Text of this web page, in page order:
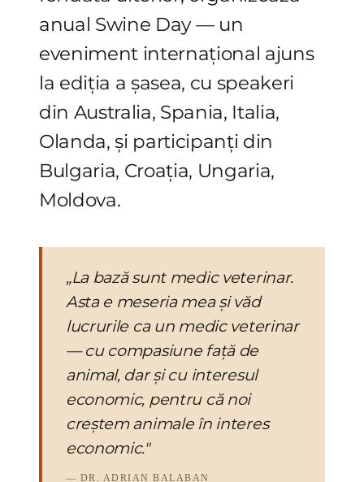
anual Swine Day — un
eveniment internațional ajuns
la ediția a șasea, cu speakeri
din Australia, Spania, Italia,
Olanda, și participanți din
Bulgaria, Croația, Ungaria,
Moldova.
„La bază sunt medic veterinar.
Asta e meseria mea și văd
lucrurile ca un medic veterinar
— cu compasiune față de
animal, dar și cu interesul
economic, pentru că noi
creștem animale în interes
economic."
— DR. ADRIAN BALABAN